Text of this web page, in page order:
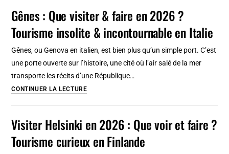
&
incontournable
visiter
&
Tourisme
incontournable
Gênes : Que visiter & faire en 2026 ?
Tourisme insolite & incontournable en Italie
Gênes, ou Genova en italien, est bien plus qu’un simple port. C’est
une porte ouverte sur l’histoire, une cité où l’air salé de la mer
transporte les récits d’une République…
CONTINUER LA LECTUREGênes
visiter
&
Visiter Helsinki en 2026 : Que voir et faire ?
Tourisme curieux en Finlande